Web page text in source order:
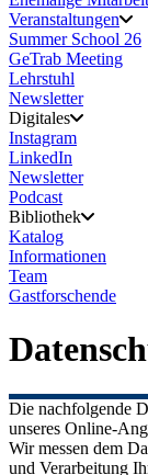
Veranstaltungen
Summer School 26
GeTrab Meeting
Lehrstuhl
Newsletter
Digitales
Instagram
LinkedIn
Newsletter
Podcast
Bibliothek
Katalog
Informationen
Team
Gastforschende
Die nachfolgende
unseres Online-
Wir messen dem
und Verarbeitung